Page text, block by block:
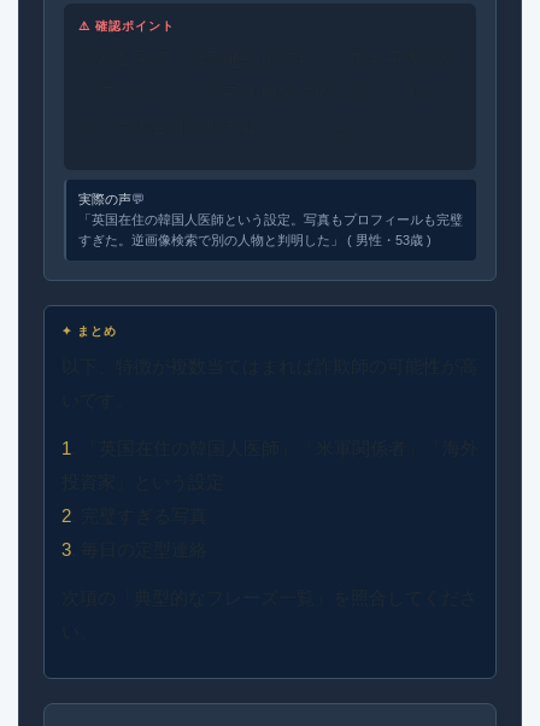
⚠️ 確認ポイント
実際の声💬
「英国在住の韓国人医師という設定。写真もプロフィールも完璧
すぎた。逆画像検索で別の人物と判明した」 ( 男性・53歳 )
✦ まとめ
1
2
3